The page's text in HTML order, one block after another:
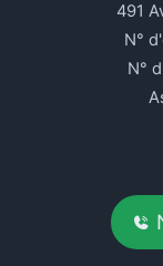
491
N°
N°